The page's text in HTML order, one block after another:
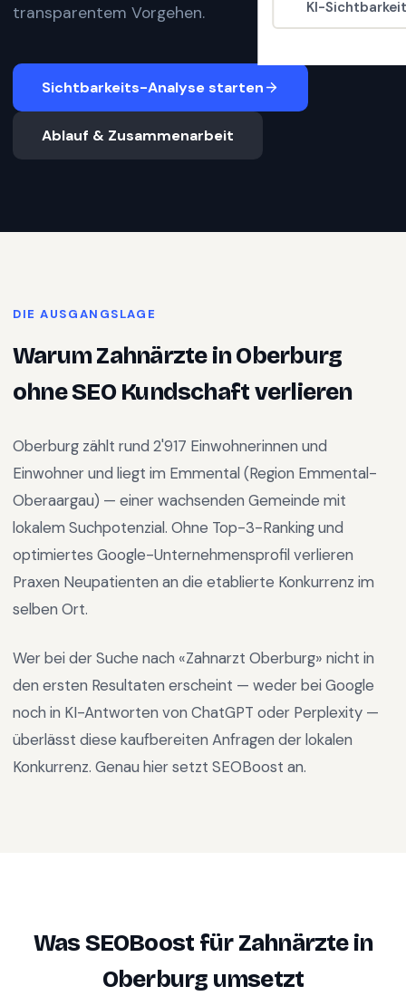
KI-
transparentem Vorgehen.
Sichtbarkeits-Analyse starten
Ablauf & Zusammenarbeit
DIE AUSGANGSLAGE
WarumZahnärzteinOberburg
ohne SEO Kundschaft verlieren
Oberburg zählt rund 2'917 Einwohnerinnen und
Einwohner und liegt im Emmental (Region Emmental-
Oberaargau) — einer wachsenden Gemeinde mit
lokalem Suchpotenzial. Ohne Top-3-Ranking und
optimiertes Google-Unternehmensprofil verlieren
Praxen Neupatienten an die etablierte Konkurrenz im
selben Ort.
Wer bei der Suche nach «Zahnarzt Oberburg» nicht in
den ersten Resultaten erscheint — weder bei Google
noch in KI-Antworten von ChatGPT oder Perplexity —
überlässt diese kaufbereiten Anfragen der lokalen
Konkurrenz. Genau hier setzt SEOBoost an.
Was SEOBoost fürZahnärztein
Oberburg umsetzt